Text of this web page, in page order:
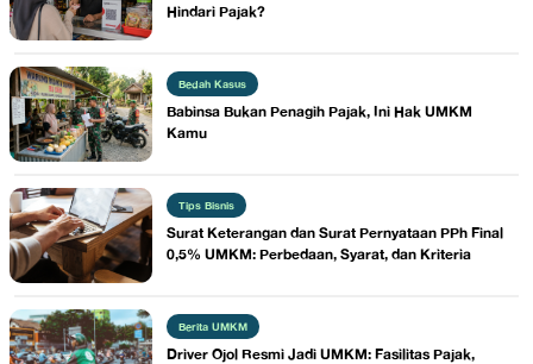
Hindari Pajak?
Bedah Kasus
Babinsa Bukan Penagih Pajak, Ini Hak UMKM
Kamu
Tips Bisnis
Surat Keterangan dan Surat Pernyataan PPh Final
0,5% UMKM: Perbedaan, Syarat, dan Kriteria
Berita UMKM
Driver Ojol Resmi Jadi UMKM: Fasilitas Pajak,